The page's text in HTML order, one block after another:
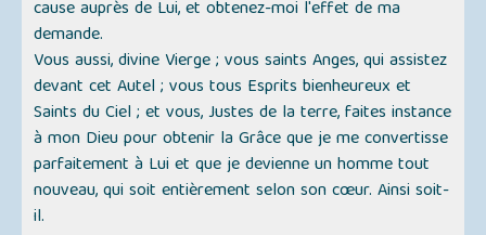
cause auprès de Lui, et obtenez-moi l'effet de ma
demande.
Vous aussi, divine Vierge ; vous saints Anges, qui assistez
devant cet Autel ; vous tous Esprits bienheureux et
Saints du Ciel ; et vous, Justes de la terre, faites instance
à mon Dieu pour obtenir la Grâce que je me convertisse
parfaitement à Lui et que je devienne un homme tout
nouveau, qui soit entièrement selon son cœur. Ainsi soit-
il.